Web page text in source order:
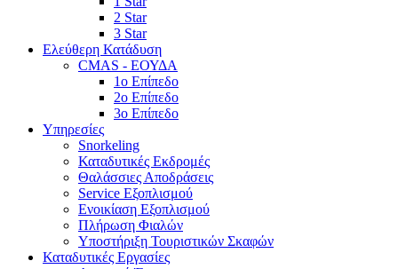
2 Star
3 Star
Ελεύθερη Κατάδυση
CMAS - ΕΟΥΔΑ
1ο Επίπεδο
2ο Επίπεδο
3ο Επίπεδο
Υπηρεσίες
Snorkeling
Καταδυτικές Εκδρομές
Θαλάσσιες Αποδράσεις
Service Εξοπλισμού
Ενοικίαση Εξοπλισμού
Πλήρωση Φιαλών
Υποστήριξη Τουριστικών Σκαφών
Καταδυτικές Εργασίες